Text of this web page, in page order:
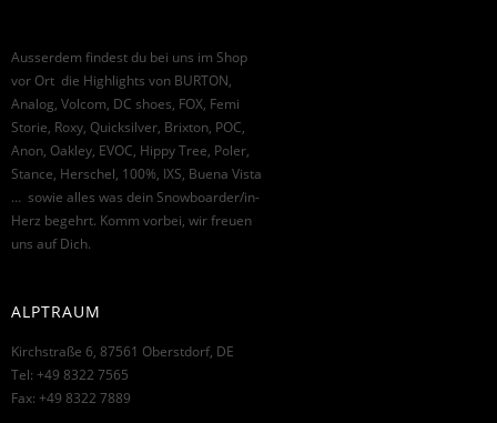
Ausserdem findest du bei uns im Shop
vor Ort die Highlights von BURTON,
Analog, Volcom, DC shoes, FOX, Femi
Storie, Roxy, Quicksilver, Brixton, POC,
Anon, Oakley, EVOC, Hippy Tree, Poler,
Stance, Herschel, 100%, IXS, Buena Vista
… sowie alles was dein Snowboarder/in-
Herz begehrt. Komm vorbei, wir freuen
uns auf Dich.
ALPTRAUM
Kirchstraße 6, 87561 Oberstdorf, DE
Tel: +49 8322 7565
Fax: +49 8322 7889